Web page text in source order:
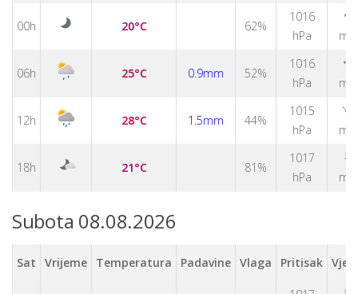
00h 20°C 62%
1016
hPa
↑
m/s
06h 25°C 0.9mm 52%
1016
hPa
↑
m/s
12h 28°C 1.5mm 44%
1015
hPa
↑
m/s
18h 21°C 81%
1017
hPa
↑
m/s
Subota 08.08.2026
Sat Vrijeme Temperatura Padavine Vlaga Pritisak